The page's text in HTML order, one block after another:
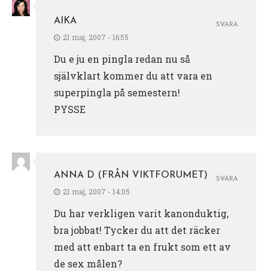
AIKA
21 maj, 2007 - 16:55
Du e ju en pingla redan nu så
självklart kommer du att vara en
superpingla på semestern!
PYSSE
SVARA
ANNA D (FRÅN VIKTFORUMET)
21 maj, 2007 - 14:05
Du har verkligen varit kanonduktig,
bra jobbat! Tycker du att det räcker
med att enbart ta en frukt som ett av
de sex målen?
SVARA